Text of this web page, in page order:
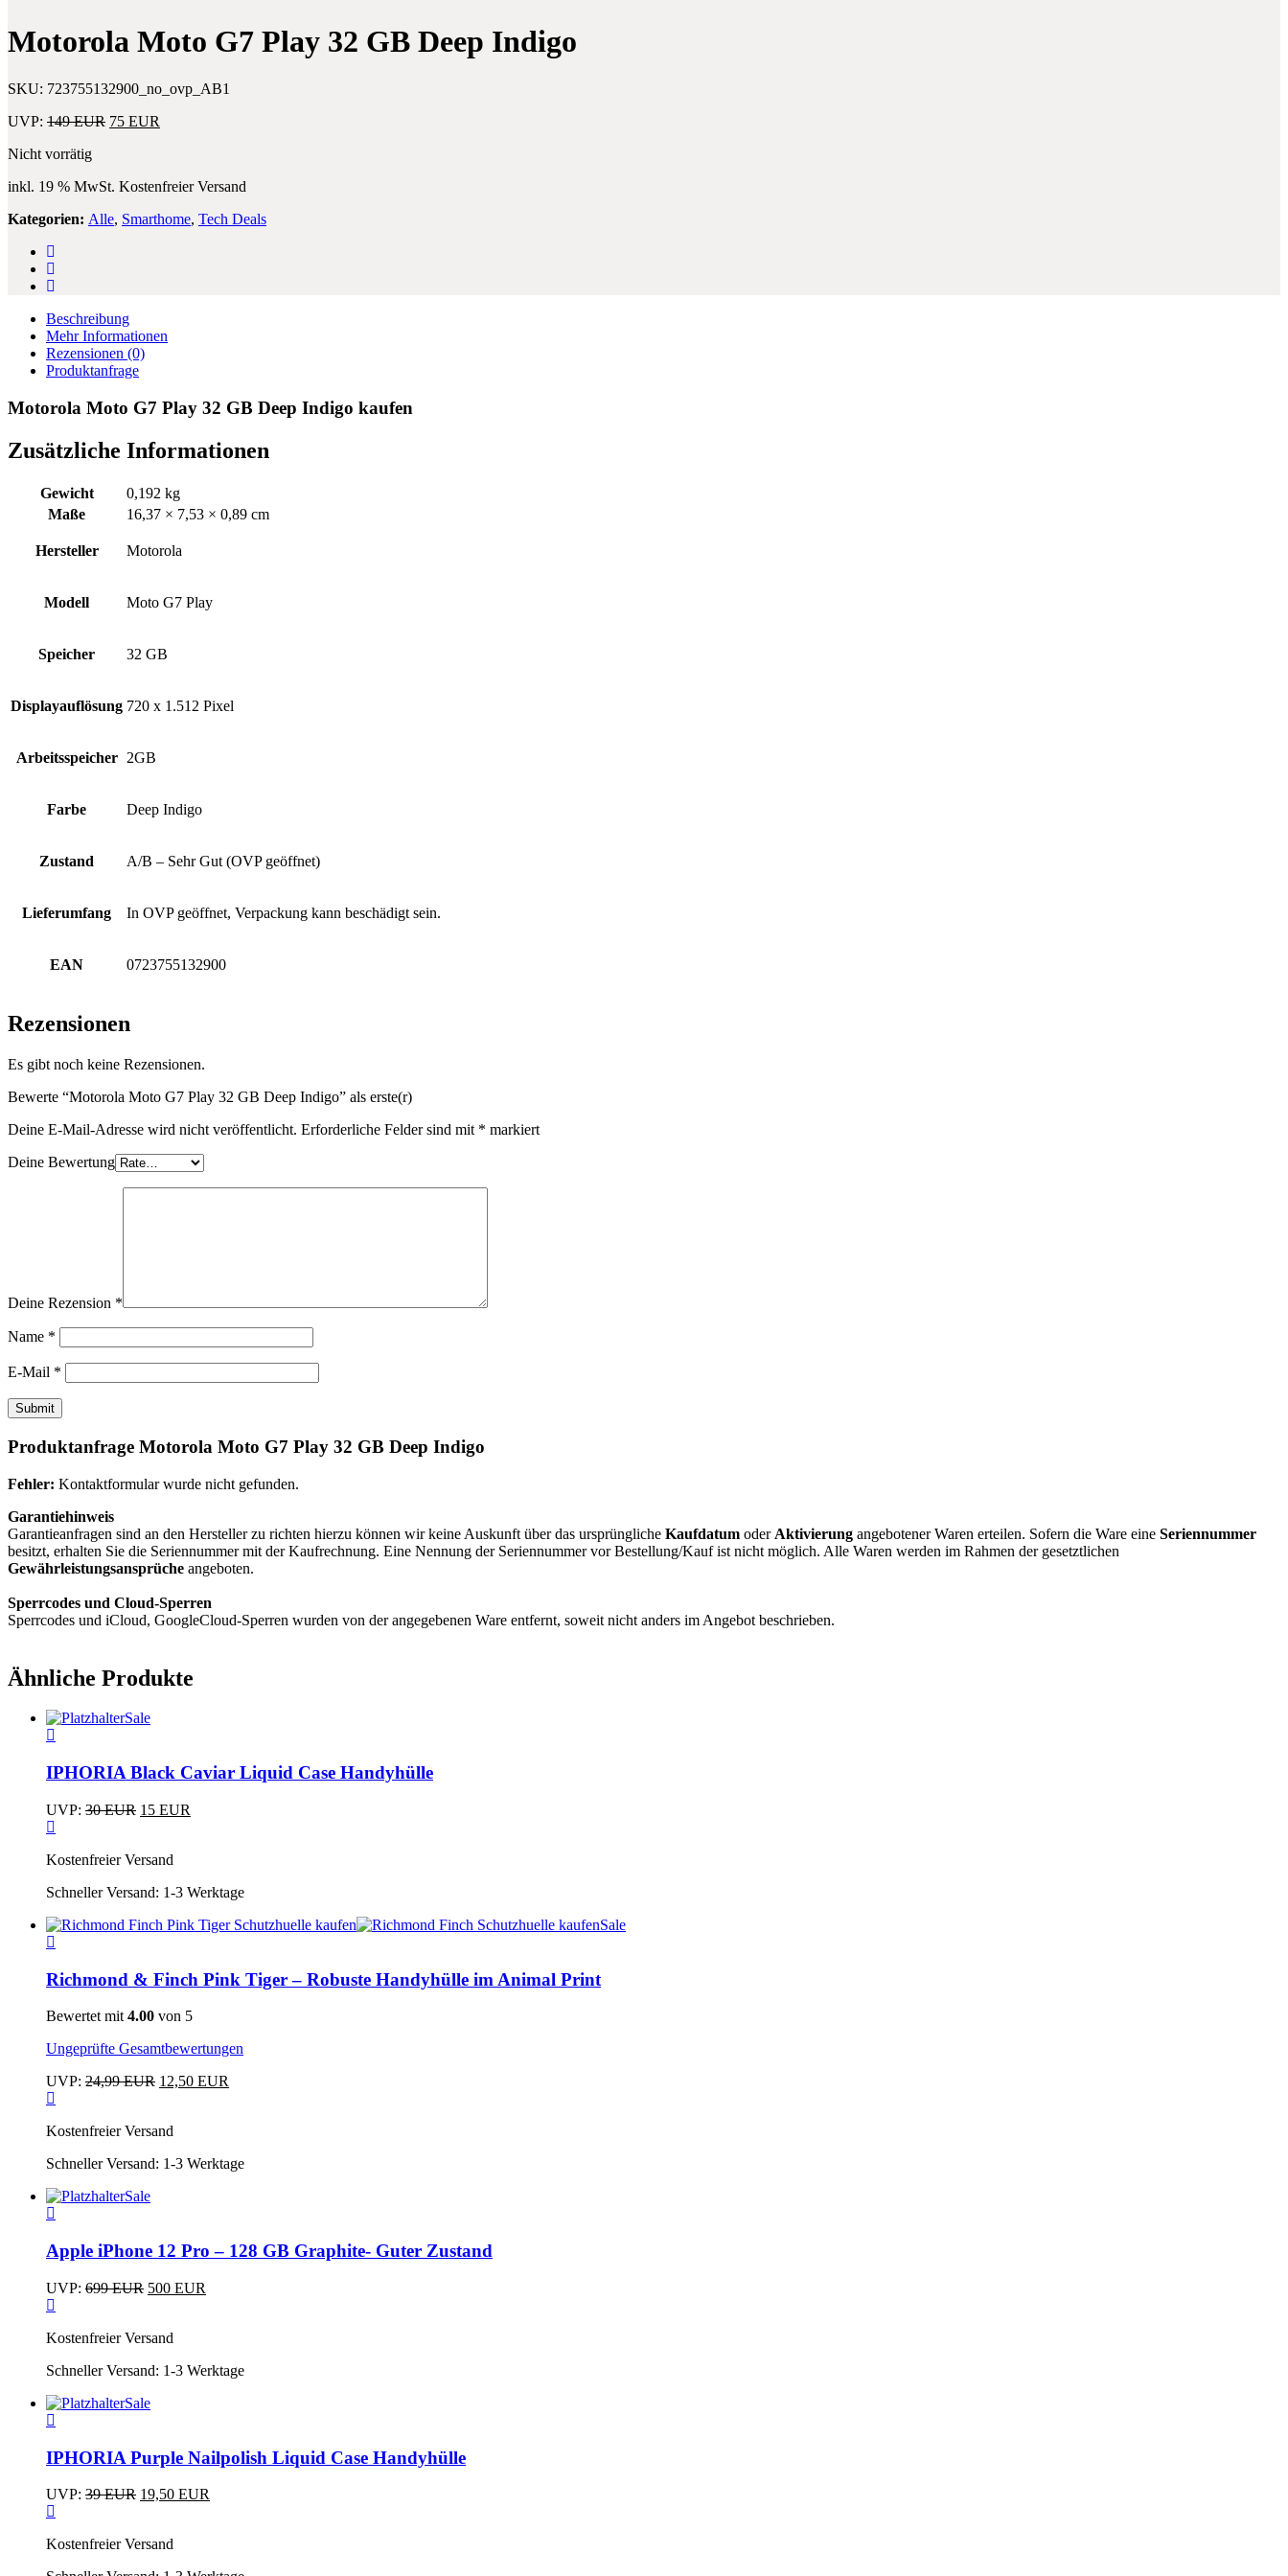
Headset
–
Grau
SIM
64
Grau
Motorola Moto G7 Play 32 GB Deep Indigo
SKU: 723755132900_no_ovp_AB1
UVP: 149EUR Ursprünglicher
75 EUR
Nicht vorrätig
inkl. 19 % MwSt. Kostenfreier Versand
Kategorien: Alle, Smarthome, Tech Deals
Beschreibung
Mehr Informationen
Rezensionen (0)
Produktanfrage
Motorola Moto G7 Play 32 GB Deep Indigo kaufen
Zusätzliche Informationen
Gewicht
0,192 kg
Maße
16,37 × 7,53 × 0,89 cm
Hersteller Motorola
Modell Moto G7 Play
Speicher 32 GB
Displayauflösung 720 x 1.512 Pixel
Arbeitsspeicher 2GB
Farbe Deep Indigo
Zustand A/B – Sehr Gut (OVP geöffnet)
Lieferumfang In OVP geöffnet, Verpackung kann beschädigt sein.
EAN 0723755132900
Rezensionen
Es gibt noch keine Rezensionen.
Bewerte “Motorola Moto G7 Play 32 GB Deep Indigo” als erste(r)
Deine E-Mail-Adresse wird nicht veröffentlicht. Erforderliche Felder sind mit * markiert
Deine Bewertung
Deine Rezension *
Name *
E-Mail *
Produktanfrage Motorola Moto G7 Play 32 GB Deep Indigo
Fehler: Kontaktformular wurde nicht gefunden.
Garantiehinweis
Garantieanfragen sind an den Hersteller zu richten hierzu können wir keine Auskunft über das ursprüngliche Kaufdatum oder Aktivierung angebotener Waren erteilen. Sofern die Ware eine Seriennummer
besitzt, erhalten Sie die Seriennummer mit der Kaufrechnung. Eine Nennung der Seriennummer vor Bestellung/Kauf ist nicht möglich. Alle Waren werden im Rahmen der gesetztlichen
Gewährleistungsansprüche angeboten.
Sperrcodes und Cloud-Sperren
Sperrcodes und iCloud, GoogleCloud-Sperren wurden von der angegebenen Ware entfernt, soweit nicht anders im Angebot beschrieben.
Ähnliche Produkte
Sale
Dieses
weist
Varianten
auf.
Die
Optionen
auf
Produktseite
gewählt
IPHORIA Black Caviar Liquid Case Handyhülle
UVP: 30EUR Ursprünglicher
30 EUR
15 EUR
Dieses
weist
Varianten
Die
Optionen
auf
Produktseite
werden
Kostenfreier Versand
Schneller Versand: 1-3 Werktage
Sale
Dieses
weist
mehrere
Varianten
Die
Optionen
können
auf
Produktseite
werden
Richmond & Finch Pink Tiger – Robuste Handyhülle im Animal Print
Bewertet mit 4.00 von 5
Ungeprüfte Gesamtbewertungen
UVP: 24,99EUR Ursprünglicher
24,99 EUR
12,50 EUR
Dieses
weist
Varianten
Die
Optionen
auf
Produktseite
gewählt
Kostenfreier Versand
Schneller Versand: 1-3 Werktage
Sale
Apple iPhone 12 Pro – 128 GB Graphite- Guter Zustand
UVP: 699EUR Ursprünglicher
699 EUR
500 EUR
Kostenfreier Versand
Schneller Versand: 1-3 Werktage
Sale
Dieses
weist
mehrere
Varianten
auf.
Die
Optionen
IPHORIA Purple Nailpolish Liquid Case Handyhülle
UVP: 39EUR Ursprünglicher
39 EUR
19,50 EUR
Dieses
weist
Kostenfreier Versand